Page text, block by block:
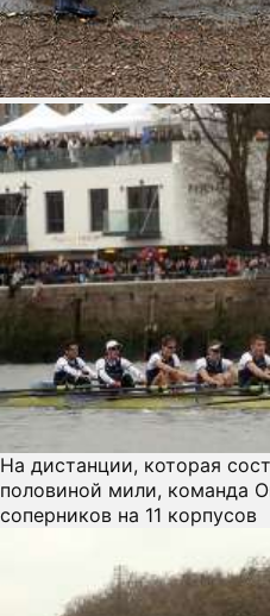
На дистанции, которая
половиной мили, команда
соперников на 11 корпусов